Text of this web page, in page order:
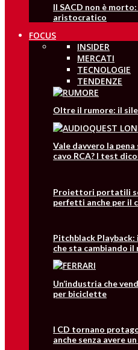
Il SACD non è
aristocratico
FOCUS
INSIDER
MERCATI
TECNOLOGIE
TENDENZE
Oltre il rumore: il
Vale davvero la
cavo RCA? I test
Proiettori portatili
perfetti anche per il
Pitchblack Playback:
che sta cambiando il
Un’industria che
per biciclette
I CD tornano
anche senza avere